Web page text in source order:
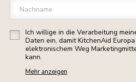
Nachname
Ich willige in die Verarbeitung
Daten ein, damit KitchenAid
elektronischem Weg
kann.
Mehr anzeigen